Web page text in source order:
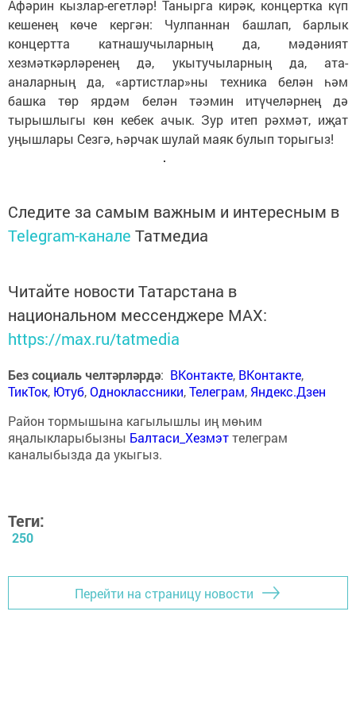
Афәрин кызлар-егетләр! Танырга кирәк, концертка күп
кешенең көче кергән: Чулпаннан башлап, барлык
концертта катнашучыларның да, мәдәният
хезмәткәрләренең дә, укытучыларның да, ата-
аналарның да, «артистлар»ны техника белән һәм
башка төр ярдәм белән тәэмин итүчеләрнең дә
тырышлыгы көн кебек ачык. Зур итеп рәхмәт, иҗат
уңышлары Сезгә, һәрчак шулай маяк булып торыгыз!
Следите за самым важным и интересным в
Telegram-канале Татмедиа
Читайте новости Татарстана в
национальном мессенджере MАХ:
https://max.ru/tatmedia
Без социаль челтәрләрдә: ВКонтакте, ВКонтакте,
ТикТок, Ютуб,Одноклассники,Телеграм, Яндекс.Дзен
Район тормышына кагылышлы иң мөһим
яңалыкларыбызны Балтаси_Хезмэттелеграм
каналыбызда да укыгыз.
Теги:
250
Перейти на страницу новости